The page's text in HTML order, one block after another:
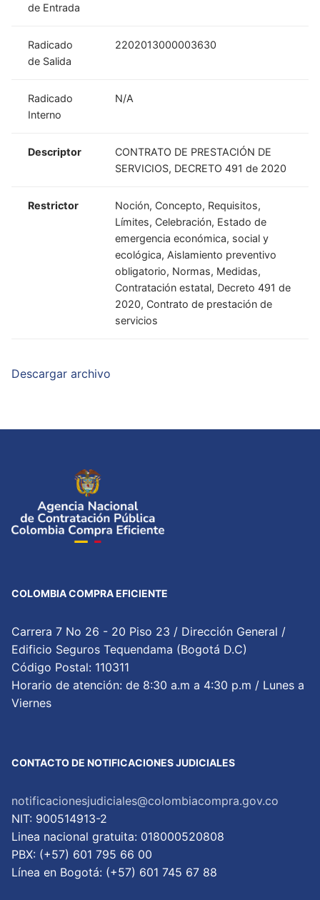
de Entrada
Radicado
de Salida
2202013000003630
Radicado
Interno
N/A
Descriptor
CONTRATO DE PRESTACIÓN DE
SERVICIOS, DECRETO 491 de 2020
Restrictor
Noción, Concepto, Requisitos,
Límites, Celebración, Estado de
emergencia económica, social y
ecológica, Aislamiento preventivo
obligatorio, Normas, Medidas,
Contratación estatal, Decreto 491 de
2020, Contrato de prestación de
servicios
Descargar archivo
COLOMBIA COMPRA EFICIENTE
Carrera 7 No 26 - 20 Piso 23 / Dirección General /
Edificio Seguros Tequendama (Bogotá D.C)
Código Postal: 110311
Horario de atención: de 8:30 a.m a 4:30 p.m / Lunes a
Viernes
CONTACTO DE NOTIFICACIONES JUDICIALES
notificacionesjudiciales@colombiacompra.gov.co
NIT: 900514913-2
Linea nacional gratuita: 018000520808
PBX: (+57) 601 795 66 00
Lí­nea en Bogotá: (+57) 601 745 67 88